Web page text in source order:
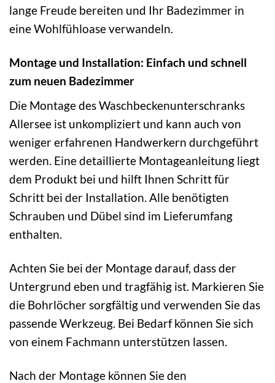
lange Freude bereiten und Ihr Badezimmer in
eine Wohlfühloase verwandeln.
Montage und Installation: Einfach und schnell
zum neuen Badezimmer
Die Montage des Waschbeckenunterschranks
Allersee ist unkompliziert und kann auch von
weniger erfahrenen Handwerkern durchgeführt
werden. Eine detaillierte Montageanleitung liegt
dem Produkt bei und hilft Ihnen Schritt für
Schritt bei der Installation. Alle benötigten
Schrauben und Dübel sind im Lieferumfang
enthalten.
Achten Sie bei der Montage darauf, dass der
Untergrund eben und tragfähig ist. Markieren Sie
die Bohrlöcher sorgfältig und verwenden Sie das
passende Werkzeug. Bei Bedarf können Sie sich
von einem Fachmann unterstützen lassen.
Nach der Montage können Sie den